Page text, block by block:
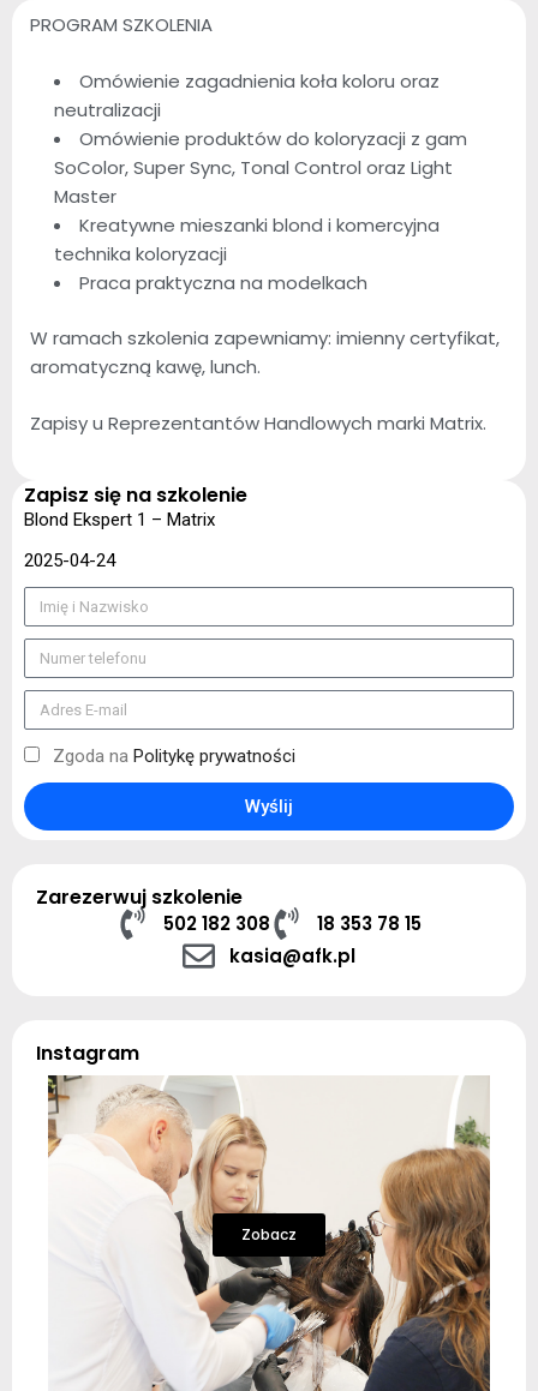
PROGRAM SZKOLENIA
Omówienie zagadnienia koła koloru oraz
neutralizacji
Omówienie produktów do koloryzacji z gam
SoColor, Super Sync, Tonal Control oraz Light
Master
Kreatywne mieszanki blond i komercyjna
technika koloryzacji
Praca praktyczna na modelkach
W ramach szkolenia zapewniamy: imienny certyfikat,
aromatyczną kawę, lunch.
Zapisy u Reprezentantów Handlowych marki Matrix.
Zapisz się na szkolenie
Blond Ekspert 1 – Matrix
2025-04-24
Zgoda na Politykę prywatności
Wyślij
Zarezerwuj szkolenie
502 182 308
18 353 78 15
kasia@afk.pl
Instagram
Zobacz